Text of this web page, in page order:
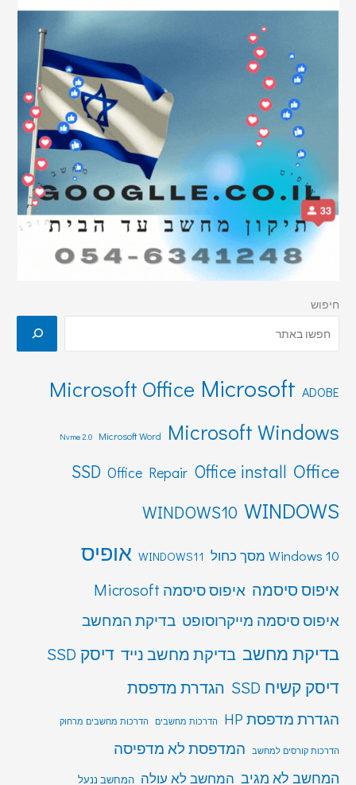
חיפוש
ADOBE
Microsoft
Microsoft Office
Microsoft Windows
Microsoft Word
Nvme 2.0
Office
Office install
Office Repair
SSD
WINDOWS
WINDOWS10
Windows 10 מסך כחול WINDOWS11 אופיס
איפוס סיסמה איפוס סיסמה Microsoft
איפוס סיסמה מייקרוסופט בדיקת המחשב
בדיקת מחשב בדיקת מחשב נייד דיסק SSD
דיסק קשיח SSD
הגדרת מדפסת
הגדרת מדפסת HP הדרכות מחשבים הדרכות מחשבים מרחוק
הדרכות קורסים למחשב המדפסת לא מדפיסה
המחשב לא מגיב המחשב לא עולה המחשב ננעל